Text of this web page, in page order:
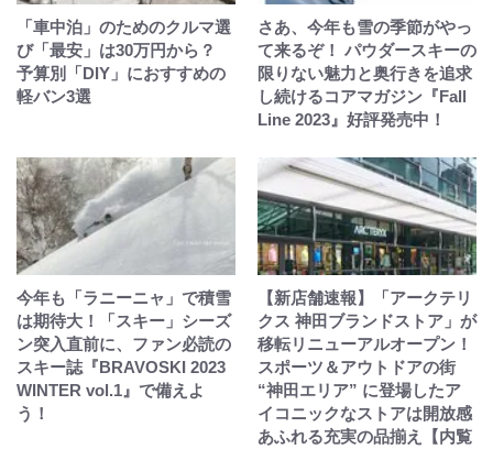
「車中泊」のためのクルマ選
び「最安」は30万円から？
予算別「DIY」におすすめの
軽バン3選
さあ、今年も雪の季節がやっ
て来るぞ！ パウダースキーの
限りない魅力と奥行きを追求
し続けるコアマガジン『Fall
Line 2023』好評発売中！
今年も「ラニーニャ」で積雪
は期待大！「スキー」シーズ
ン突入直前に、ファン必読の
スキー誌『BRAVOSKI 2023
WINTER vol.1』で備えよ
う！
【新店舗速報】「アークテリ
クス 神田ブランドストア」が
移転リニューアルオープン！
スポーツ＆アウトドアの街
“神田エリア” に登場したア
イコニックなストアは開放感
あふれる充実の品揃え【内覧